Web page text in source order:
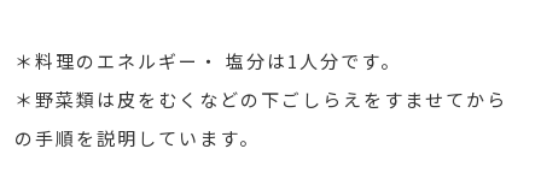
＊料理のエネルギー・ 塩分は1人分です。
＊野菜類は皮をむくなどの下ごしらえをすませてから
の手順を説明しています。